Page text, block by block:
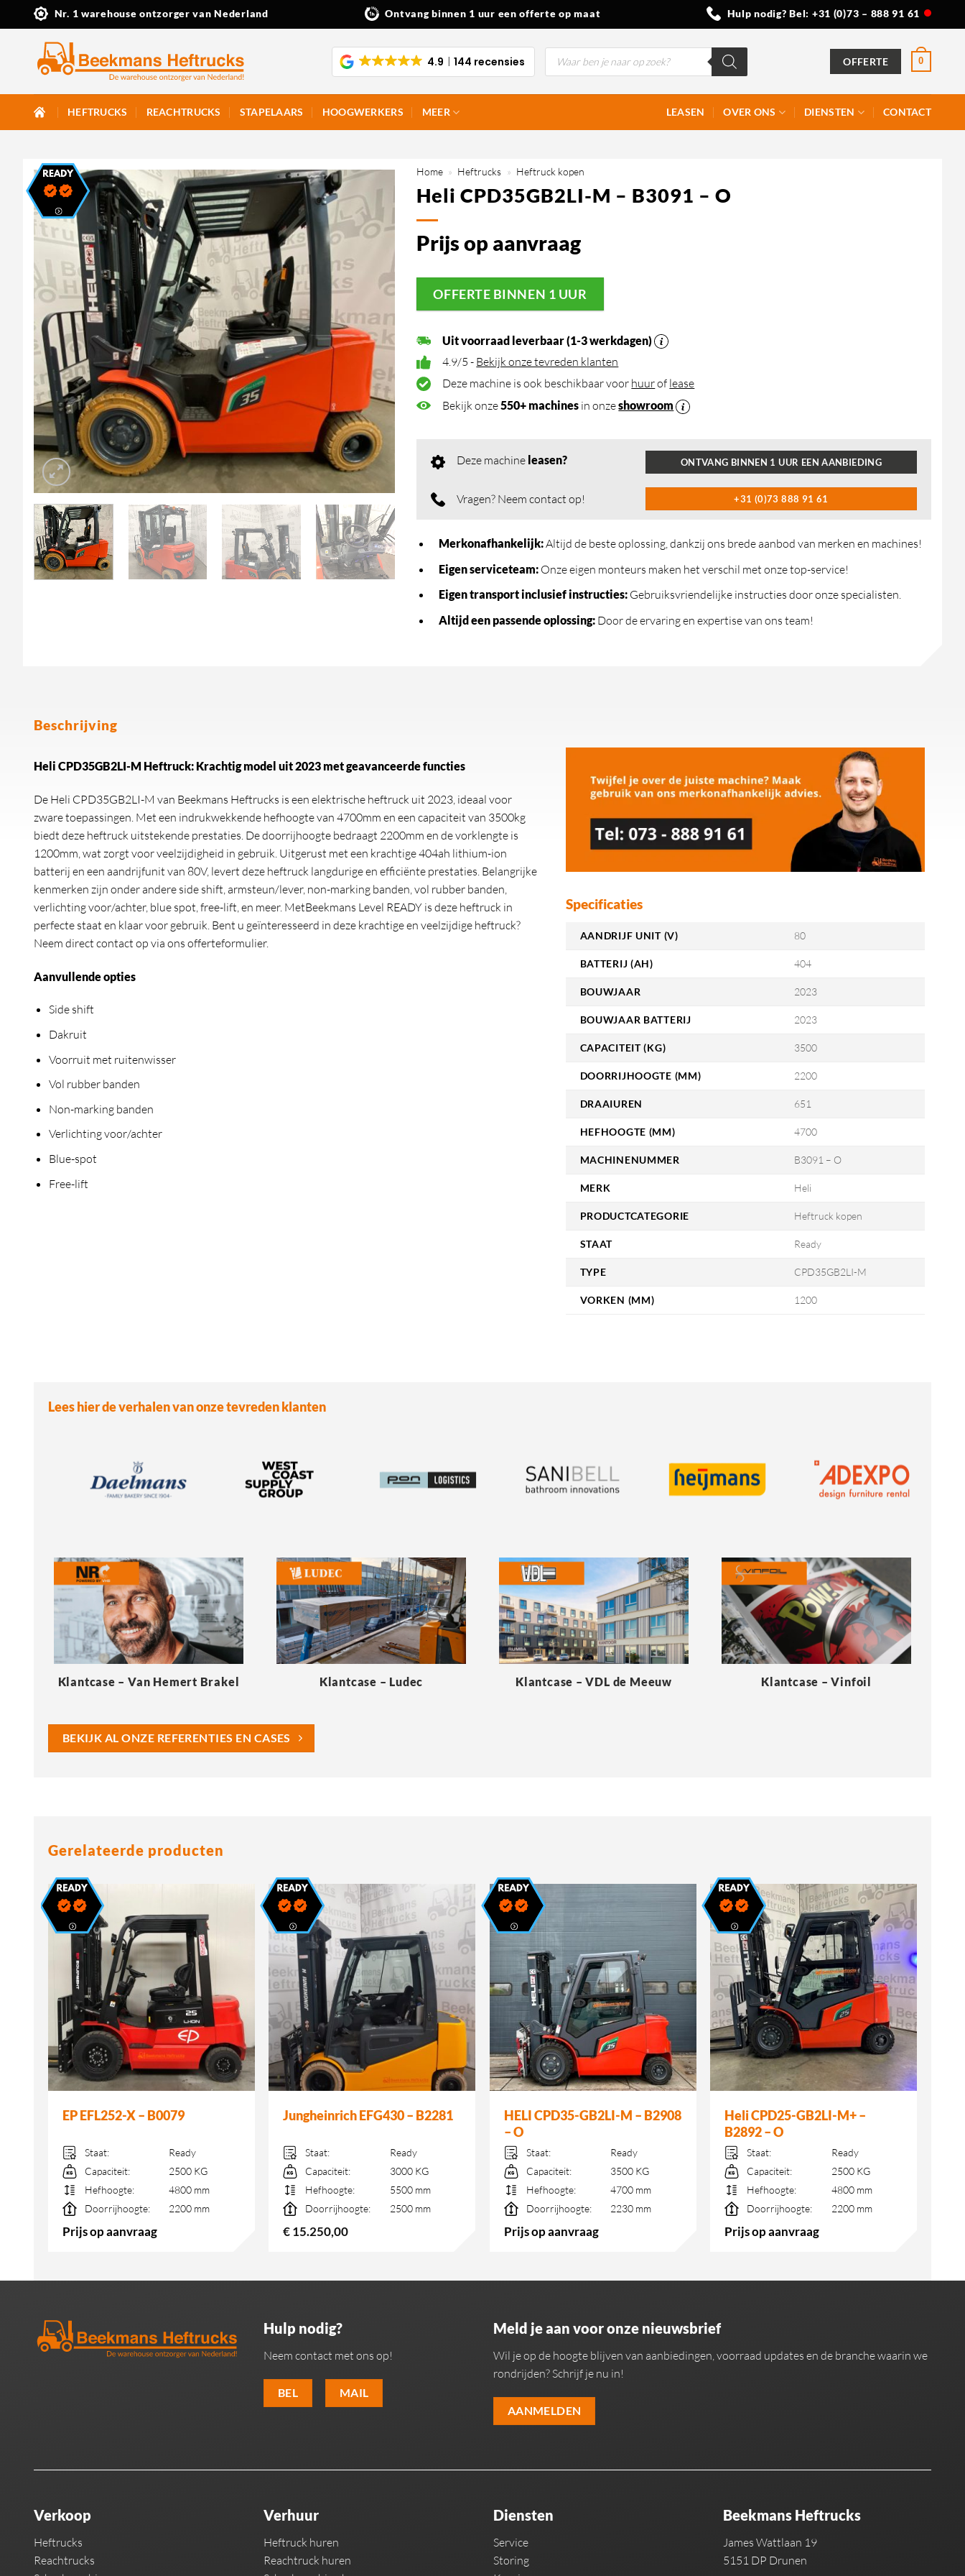
naar
Nr. 1 warehouse ontzorger van Nederland Ontvang binnen 1 uur een offerte op maat Hulp nodig? Bel: +31 (0)73 – 888 91 61
4.9 144 recensies
Producten
zoeken
OFFERTE 0
HEFTRUCKS REACHTRUCKS STAPELAARS HOOGWERKERS MEER LEASEN OVER ONS DIENSTEN CONTACT
Home » Heftrucks » Heftruck kopen
Heli CPD35GB2LI-M – B3091 – O
Prijs op aanvraag
OFFERTE BINNEN 1 UUR
Uit voorraad leverbaar (1-3 werkdagen)
4.9/5 - Bekijk onze tevreden klanten
Deze machine is ook beschikbaar voor huurof lease
Bekijk onze550+ machines in onzeshowroom
Deze machine leasen? ONTVANG BINNEN 1 UUR EEN AANBIEDING
Vragen? Neem contact op! +31 (0)73 888 91 61
Merkonafhankelijk:Altijd de beste oplossing, dankzij ons brede aanbod van merken en machines!
Eigen serviceteam: Onze eigen monteurs maken het verschil met onze top-service!
Eigen transport inclusief instructies: Gebruiksvriendelijke instructies door onze specialisten.
Altijd een passende oplossing: Door de ervaring en expertise van ons team!
Beschrijving
Heli CPD35GB2LI-M Heftruck: Krachtig model uit 2023 met geavanceerde functies
De Heli CPD35GB2LI-M van Beekmans Heftrucks is een elektrische heftruck uit 2023, ideaal voor
zware toepassingen. Met een indrukwekkende hefhoogte van 4700mm en een capaciteit van 3500kg
biedt deze heftruck uitstekende prestaties. De doorrijhoogte bedraagt 2200mm en de vorklengte is
1200mm, wat zorgt voor veelzijdigheid in gebruik. Uitgerust met een krachtige 404ah lithium-ion
batterij en een aandrijfunit van 80V, levert deze heftruck langdurige en efficiënte prestaties. Belangrijke
kenmerken zijn onder andere side shift, armsteun/lever, non-marking banden, vol rubber banden,
verlichting voor/achter, blue spot, free-lift, en meer. MetBeekmans Level READY is deze heftruck in
perfecte staat en klaar voor gebruik. Bent u geïnteresseerd in deze krachtige en veelzijdige heftruck?
Neem direct contact op via ons offerteformulier.
Aanvullende opties
Side shift
Dakruit
Voorruit met ruitenwisser
Vol rubber banden
Non-marking banden
Verlichting voor/achter
Blue-spot
Free-lift
Specificaties
AANDRIJF UNIT (V) 80
BATTERIJ (AH) 404
BOUWJAAR 2023
BOUWJAAR BATTERIJ 2023
CAPACITEIT (KG) 3500
DOORRIJHOOGTE (MM) 2200
DRAAIUREN 651
HEFHOOGTE (MM) 4700
MACHINENUMMER B3091 – O
MERK Heli
PRODUCTCATEGORIE Heftruck kopen
STAAT Ready
TYPE CPD35GB2LI-M
VORKEN (MM) 1200
Lees hier de verhalen van onze tevreden klanten
Klantcase – Van Hemert Brakel Klantcase – Ludec Klantcase – VDL de Meeuw Klantcase – Vinfoil
BEKIJK AL ONZE REFERENTIES EN CASES
Gerelateerde producten
EP EFL252-X – B0079
Staat:
Ready
Capaciteit:
2500 KG
Hefhoogte:
4800 mm
Doorrijhoogte:
2200 mm
Prijs op aanvraag
Jungheinrich EFG430 – B2281
Staat:
Ready
Capaciteit:
3000 KG
Hefhoogte:
5500 mm
Doorrijhoogte:
2500 mm
€15.250,00
HELI CPD35-GB2LI-M – B2908
– O
Staat:
Ready
Capaciteit:
3500 KG
Hefhoogte:
4700 mm
Doorrijhoogte:
2230 mm
Prijs op aanvraag
Heli CPD25-GB2LI-M+ –
B2892 – O
Staat:
Ready
Capaciteit:
2500 KG
Hefhoogte:
4800 mm
Doorrijhoogte:
2200 mm
Prijs op aanvraag
Hulp nodig?
Neem contact met ons op!
BEL MAIL
Meld je aan voor onze nieuwsbrief
Wil je op de hoogte blijven van aanbiedingen, voorraad updates en de branche waarin we
rondrijden? Schrijf je nu in!
AANMELDEN
Verkoop
Heftrucks
Reachtrucks
Verhuur
Heftruck huren
Reachtruck huren
Diensten
Service
Storing
Beekmans Heftrucks
James Wattlaan 19
5151 DP Drunen